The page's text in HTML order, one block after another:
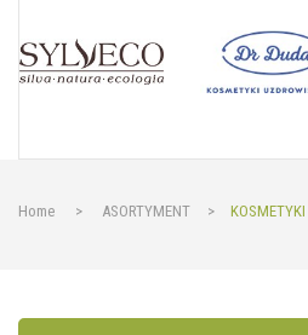
Home > ASORTYMENT >